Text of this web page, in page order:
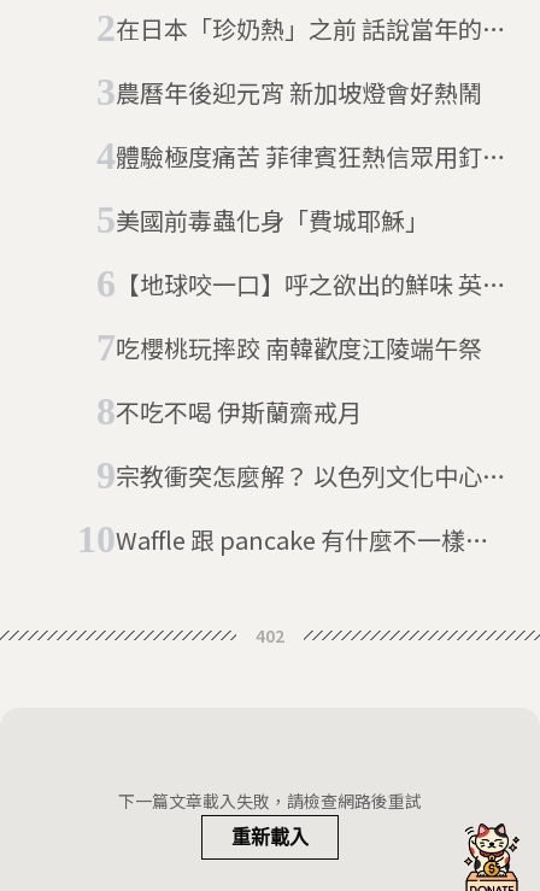
在日本「珍奶熱」之前 話說當年的美
農曆年後迎元宵 新加坡燈會好熱鬧
體驗極度痛苦 菲律賓狂熱信眾用釘刑
美國前毒蟲化身「費城耶穌」
【地球咬一口】呼之欲出的鮮味 英國
吃櫻桃玩摔跤 南韓歡度江陵端午祭
不吃不喝 伊斯蘭齋戒月
宗教衝突怎麼解？ 以色列文化中心：
Waffle 跟 pancake 有什麼不一樣？
402
下一篇文章載入失敗，請檢查網路後重試
重新載入